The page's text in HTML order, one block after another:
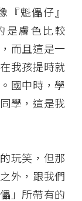
魁儡仔』
是膚色比較
而且這是一
我孩提時就
國中時，學
學，這是我
玩笑，但那
外，跟我們
」所帶有的